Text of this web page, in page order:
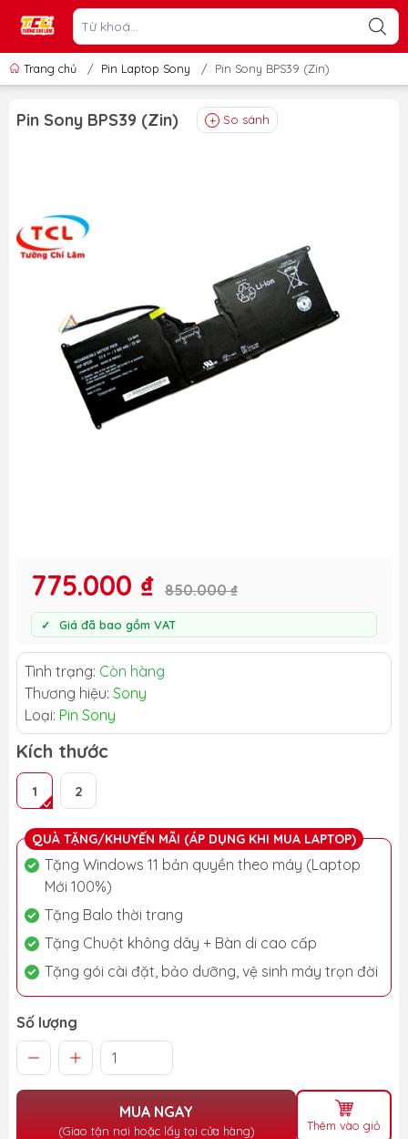
Trang chủ / Pin Laptop Sony / Pin Sony BPS39 (Zin)
Pin Sony BPS39 (Zin) So sánh
775.000 ₫ 850.000 ₫
Giá đã bao gồm VAT
Tình trạng: Còn hàng
Thương hiệu: Sony
Loại: Pin Sony
Kích thước
1 2
QUÀ TẶNG/KHUYẾN MÃI (ÁP DỤNG KHI MUA LAPTOP)
Tặng Windows 11 bản quyền theo máy (Laptop
Mới 100%)
Tặng Balo thời trang
Tặng Chuột không dây + Bàn di cao cấp
Tặng gói cài đặt, bảo dưỡng, vệ sinh máy trọn đời
Số lượng
MUA NGAY
(Giao tận nơi hoặc lấy tại cửa hàng) Thêm vào giỏ